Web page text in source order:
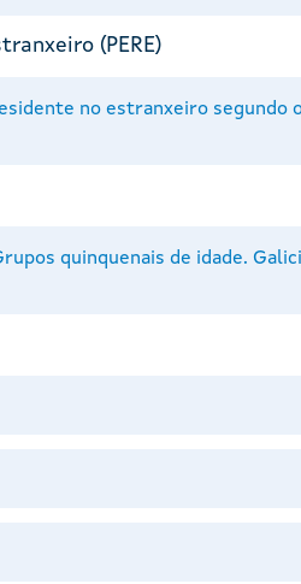
(PERE)
no estranxeiro segundo
quinquenais de idade.